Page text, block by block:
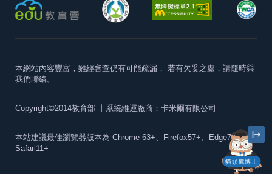
貓頭鷹博士
本網站內容豐富，雖經審查仍有可能疏漏， 若有欠妥之處，請隨時與
我們聯絡。
Copyright©2014教育部 丨系統維運廠商：卡米爾有限公司
本站建議最佳瀏覽器版本為 Chrome 63+、Firefox57+、Edge79+及
Safari11+